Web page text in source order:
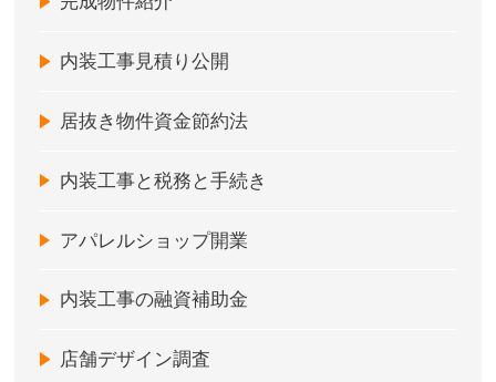
内装工事見積り公開
居抜き物件資金節約法
内装工事と税務と手続き
アパレルショップ開業
内装工事の融資補助金
店舗デザイン調査